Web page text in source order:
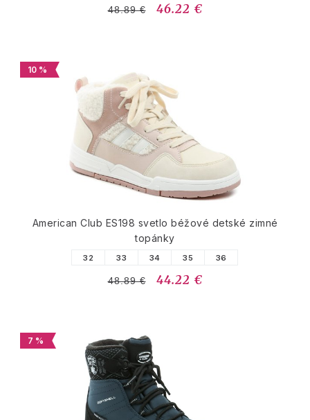
48.89 € 46.22 €
10 %
American Club ES198 svetlo béžové detské zimné
topánky
32 33 34 35 36
48.89 € 44.22 €
7 %